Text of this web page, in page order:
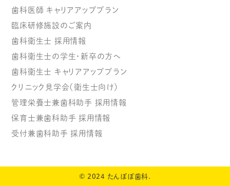
歯科医師 キャリアアッププラン
臨床研修施設のご案内
歯科衛生士 採用情報
歯科衛生士の学生・新卒の方へ
歯科衛生士 キャリアアッププラン
クリニック見学会（衛生士向け）
管理栄養士兼歯科助手 採用情報
保育士兼歯科助手 採用情報
受付兼歯科助手 採用情報
© 2024 たんぽぽ歯科.